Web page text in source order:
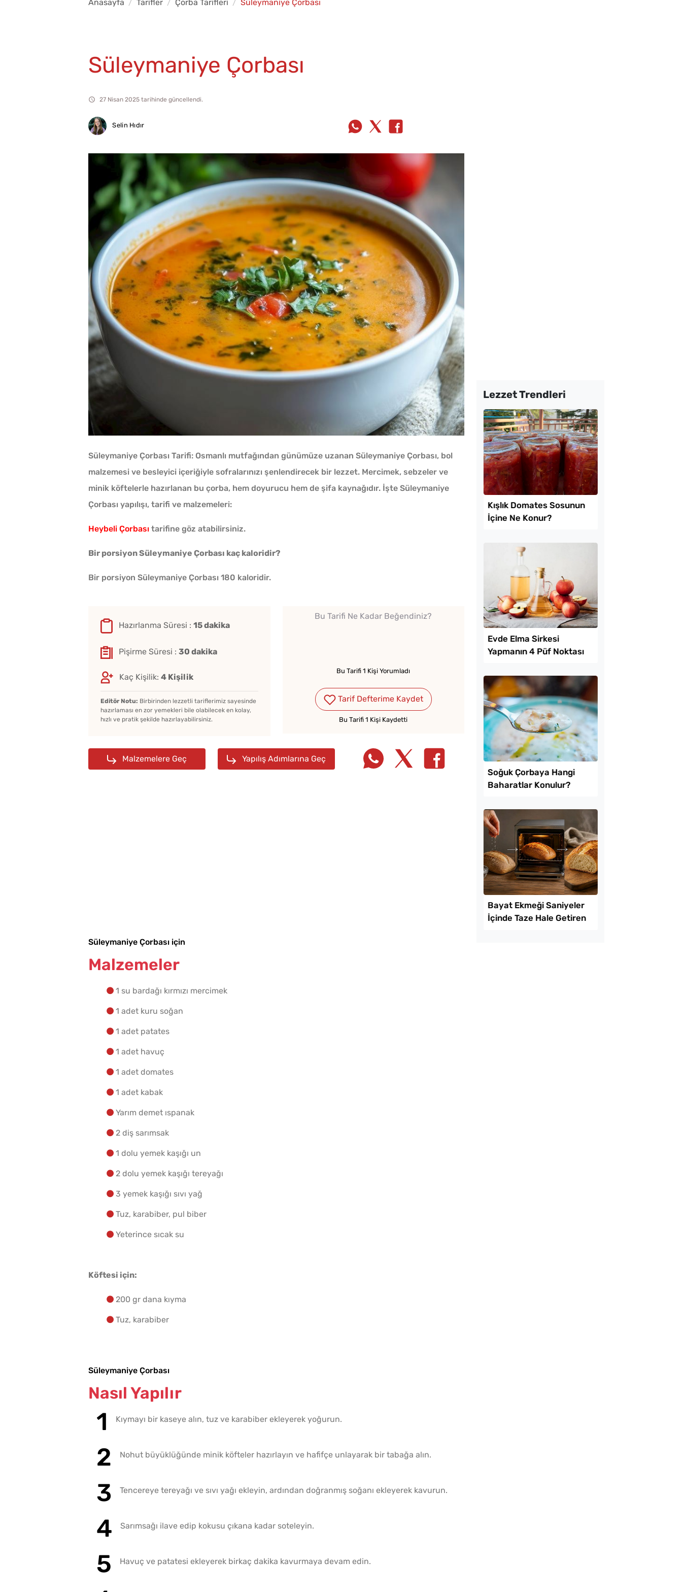
Anasayfa Tarifler Çorba Tarifleri Süleymaniye Çorbası
Süleymaniye Çorbası
27 Nisan 2025 tarihinde güncellendi.
Selin Hıdır
Süleymaniye Çorbası Tarifi: Osmanlı mutfağından günümüze uzanan Süleymaniye Çorbası, bol
malzemesi ve besleyici içeriğiyle sofralarınızı şenlendirecek bir lezzet. Mercimek, sebzeler ve
minik köftelerle hazırlanan bu çorba, hem doyurucu hem de şifa kaynağıdır. İşte Süleymaniye
Çorbası yapılışı, tarifi ve malzemeleri:
Heybeli Çorbası tarifine göz atabilirsiniz.
Bir porsiyon Süleymaniye Çorbası kaç kaloridir?
Bir porsiyon Süleymaniye Çorbası 180 kaloridir.
Hazırlanma Süresi : 15 dakika
Pişirme Süresi : 30 dakika
Kaç Kişilik: 4 Kişilik
Editör Notu: Birbirinden lezzetli tariflerimiz sayesinde
hazırlaması en zor yemekleri bile olabilecek en kolay,
hızlı ve pratik şekilde hazırlayabilirsiniz.
Bu Tarifi Ne Kadar Beğendiniz?
Bu Tarifi 1 Kişi Yorumladı
Tarif Defterime Kaydet
Bu Tarifi 1 Kişi Kaydetti
Malzemelere Geç Yapılış Adımlarına Geç
Lezzet Trendleri
İçine Ne Konur?
Soğuk Çorbaya Hangi
Baharatlar Konulur?
Bayat Ekmeği Saniyeler
Az Kıymayla Kıbrıs
Konservesi Tarifi Yapmanın 4 Püf
Süleymaniye Çorbası için
Malzemeler
1 su bardağı kırmızı mercimek
1 adet kuru soğan
1 adet patates
1 adet havuç
1 adet domates
1 adet kabak
Yarım demet ıspanak
2 diş sarımsak
1 dolu yemek kaşığı un
2 dolu yemek kaşığı tereyağı
3 yemek kaşığı sıvı yağ
Tuz, karabiber, pul biber
Yeterince sıcak su
Köftesi için:
200 gr dana kıyma
Tuz, karabiber
Süleymaniye Çorbası
Nasıl Yapılır
Kıymayı bir kaseye alın, tuz ve karabiber ekleyerek yoğurun.
Nohut büyüklüğünde minik köfteler hazırlayın ve hafifçe unlayarak bir tabağa alın.
Tencereye tereyağı ve sıvı yağı ekleyin, ardından doğranmış soğanı ekleyerek kavurun.
Sarımsağı ilave edip kokusu çıkana kadar soteleyin.
Havuç ve patatesi ekleyerek birkaç dakika kavurmaya devam edin.